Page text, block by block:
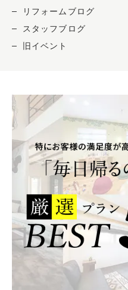
リフォームブログ
スタッフブログ
旧イベント